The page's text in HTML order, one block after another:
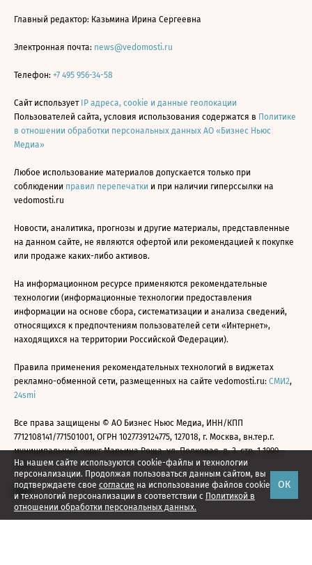
На нашем сайте используются cookie-файлы и технологии
персонализации. Продолжая пользоваться данным сайтом, вы
подтверждаете свое согласие на использование файлов cookie
и технологий персонализации в соответствии с Политикой в
отношении обработки персональных данных.
ОК
Главный редактор: Казьмина Ирина Сергеевна
Электронная почта: news@vedomosti.ru
Телефон: +7 495 956-34-58
Сайт использует IP адреса, cookie и данные геолокации
Пользователей сайта, условия использования содержатся в Политике
в отношении обработки персональных данных АО «Бизнес Ньюс
Медиа»
Любое использование материалов допускается только при
соблюдении правил перепечатки и при наличии гиперссылки на
vedomosti.ru
Новости, аналитика, прогнозы и другие материалы, представленные
на данном сайте, не являются офертой или рекомендацией к покупке
или продаже каких-либо активов.
На информационном ресурсе применяются рекомендательные
технологии (информационные технологии предоставления
информации на основе сбора, систематизации и анализа сведений,
относящихся к предпочтениям пользователей сети «Интернет»,
находящихся на территории Российской Федерации).
Правила применения рекомендательных технологий в виджетах
рекламно-обменной сети, размещенных на сайте vedomosti.ru: СМИ2,
24smi
Все права защищены © АО Бизнес Ньюс Медиа, ИНН/КПП
7712108141/771501001, ОГРН 1027739124775, 127018, г. Москва, вн.тер.г.
муниципальный округ Марьина Роща, ул. Полковая, д. 3, стр. 1 1999—
2026